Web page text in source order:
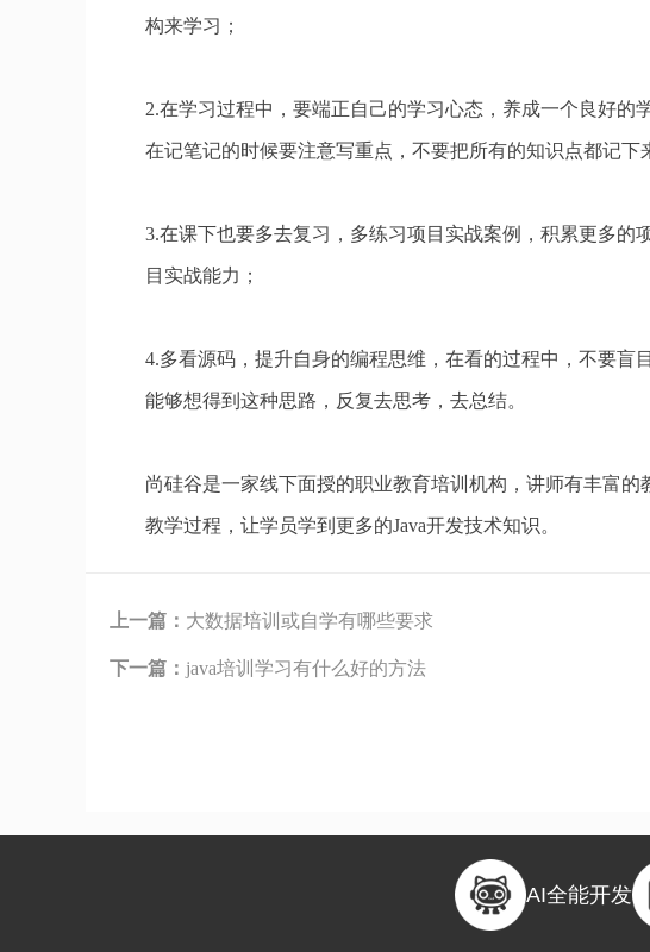
构来学习；
2.在学习过程中，要端正自己的学习心态，养成一个良好的
在记笔记的时候要注意写重点，不要把所有的知识点都记下
3.在课下也要多去复习，多练习项目实战案例，积累更多
目实战能力；
4.多看源码，提升自身的编程思维，在看的过程中，不要
能够想得到这种思路，反复去思考，去总结。
尚硅谷是一家线下面授的职业教育培训机构，讲师有丰富
教学过程，让学员学到更多的Java开发技术知识。
上一篇： 大数据培训或自学有哪些要求
下一篇： java培训学习有什么好的方法
AI全能开发